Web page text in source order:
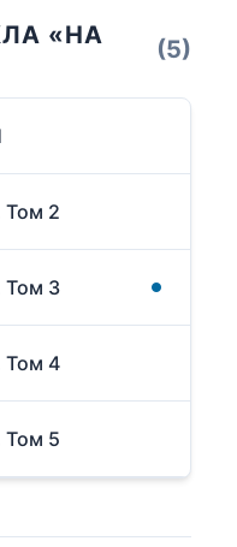
«НА
(5)
Том 2
Том 3
Том 4
Том 5